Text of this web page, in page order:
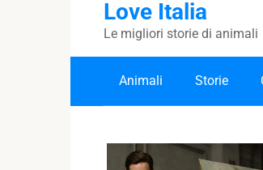
Love Italia
Le migliori storie di animali
Animali Storie